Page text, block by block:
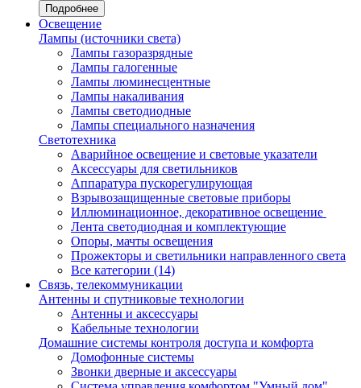
Подробнее
Освещение
Лампы (источники света)
Лампы газоразрядные
Лампы галогенные
Лампы люминесцентные
Лампы накаливания
Лампы светодиодные
Лампы специального назначения
Светотехника
Аварийное освещение и световые указатели
Аксессуары для светильников
Аппаратура пускорегулирующая
Взрывозащищенные световые приборы
Иллюминационное, декоративное освещение
Лента светодиодная и комплектующие
Опоры, мачты освещения
Прожекторы и светильники направленного света
Все категории (14)
Связь, телекоммуникации
Антенны и спутниковые технологии
Антенны и аксессуары
Кабельные технологии
Домашние системы контроля доступа и комфорта
Домофонные системы
Звонки дверные и аксессуары